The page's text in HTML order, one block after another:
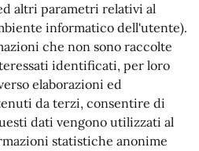
altri parametri relativi al
informatico dell'utente).
che non sono raccolte
identificati, per loro
elaborazioni ed
da terzi, consentire di
dati vengono utilizzati al
statistiche anonime